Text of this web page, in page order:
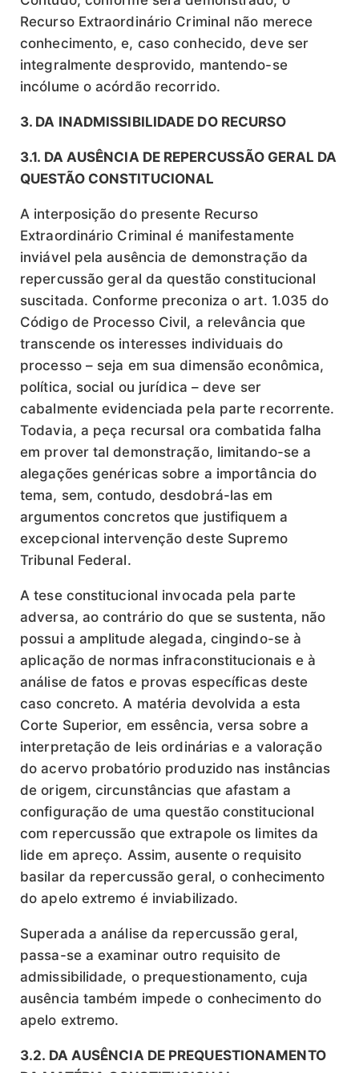
Recurso Extraordinário Criminal não merece
conhecimento, e, caso conhecido, deve ser
integralmente desprovido, mantendo-se
incólume o acórdão recorrido.
3. DA INADMISSIBILIDADE DO RECURSO
3.1. DA AUSÊNCIA DE REPERCUSSÃO GERAL DA
QUESTÃO CONSTITUCIONAL
A interposição do presente Recurso
Extraordinário Criminal é manifestamente
inviável pela ausência de demonstração da
repercussão geral da questão constitucional
suscitada. Conforme preconiza o art. 1.035 do
Código de Processo Civil, a relevância que
transcende os interesses individuais do
processo – seja em sua dimensão econômica,
política, social ou jurídica – deve ser
cabalmente evidenciada pela parte recorrente.
Todavia, a peça recursal ora combatida falha
em prover tal demonstração, limitando-se a
alegações genéricas sobre a importância do
tema, sem, contudo, desdobrá-las em
argumentos concretos que justifiquem a
excepcional intervenção deste Supremo
Tribunal Federal.
A tese constitucional invocada pela parte
adversa, ao contrário do que se sustenta, não
possui a amplitude alegada, cingindo-se à
aplicação de normas infraconstitucionais e à
análise de fatos e provas específicas deste
caso concreto. A matéria devolvida a esta
Corte Superior, em essência, versa sobre a
interpretação de leis ordinárias e a valoração
do acervo probatório produzido nas instâncias
de origem, circunstâncias que afastam a
configuração de uma questão constitucional
com repercussão que extrapole os limites da
lide em apreço. Assim, ausente o requisito
basilar da repercussão geral, o conhecimento
do apelo extremo é inviabilizado.
Superada a análise da repercussão geral,
passa-se a examinar outro requisito de
admissibilidade, o prequestionamento, cuja
ausência também impede o conhecimento do
apelo extremo.
3.2. DA AUSÊNCIA DE PREQUESTIONAMENTO